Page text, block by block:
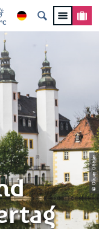
© Oliver Göhler